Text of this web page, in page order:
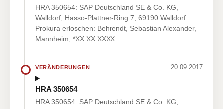
HRA 350654: SAP Deutschland SE & Co. KG,
Walldorf, Hasso-Plattner-Ring 7, 69190 Walldorf.
Prokura erloschen: Behrendt, Sebastian Alexander,
Mannheim, *XX.XX.XXXX.
VERÄNDERUNGEN 20.09.2017
HRA 350654
HRA 350654: SAP Deutschland SE & Co. KG,